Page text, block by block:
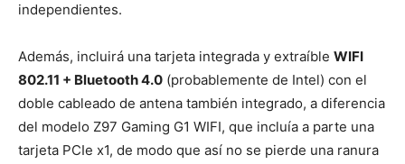
independientes.
Además, incluirá una tarjeta integrada y extraíble WIFI
802.11 + Bluetooth 4.0 (probablemente de Intel) con el
doble cableado de antena también integrado, a diferencia
del modelo Z97 Gaming G1 WIFI, que incluía a parte una
tarjeta PCIe x1, de modo que así no se pierde una ranura